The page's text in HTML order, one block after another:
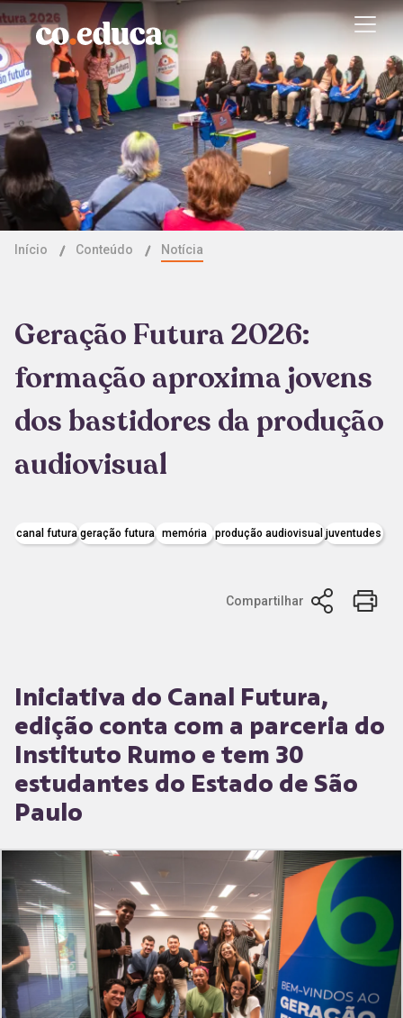
Início Conteúdo Notícia
Geração Futura 2026:
formação aproxima jovens
dos bastidores da produção
audiovisual
canal futura geração futura memória produção audiovisual juventudes
Compartilhar
Iniciativa do Canal Futura,
edição conta com a parceria do
Instituto Rumo e tem 30
estudantes do Estado de São
Paulo